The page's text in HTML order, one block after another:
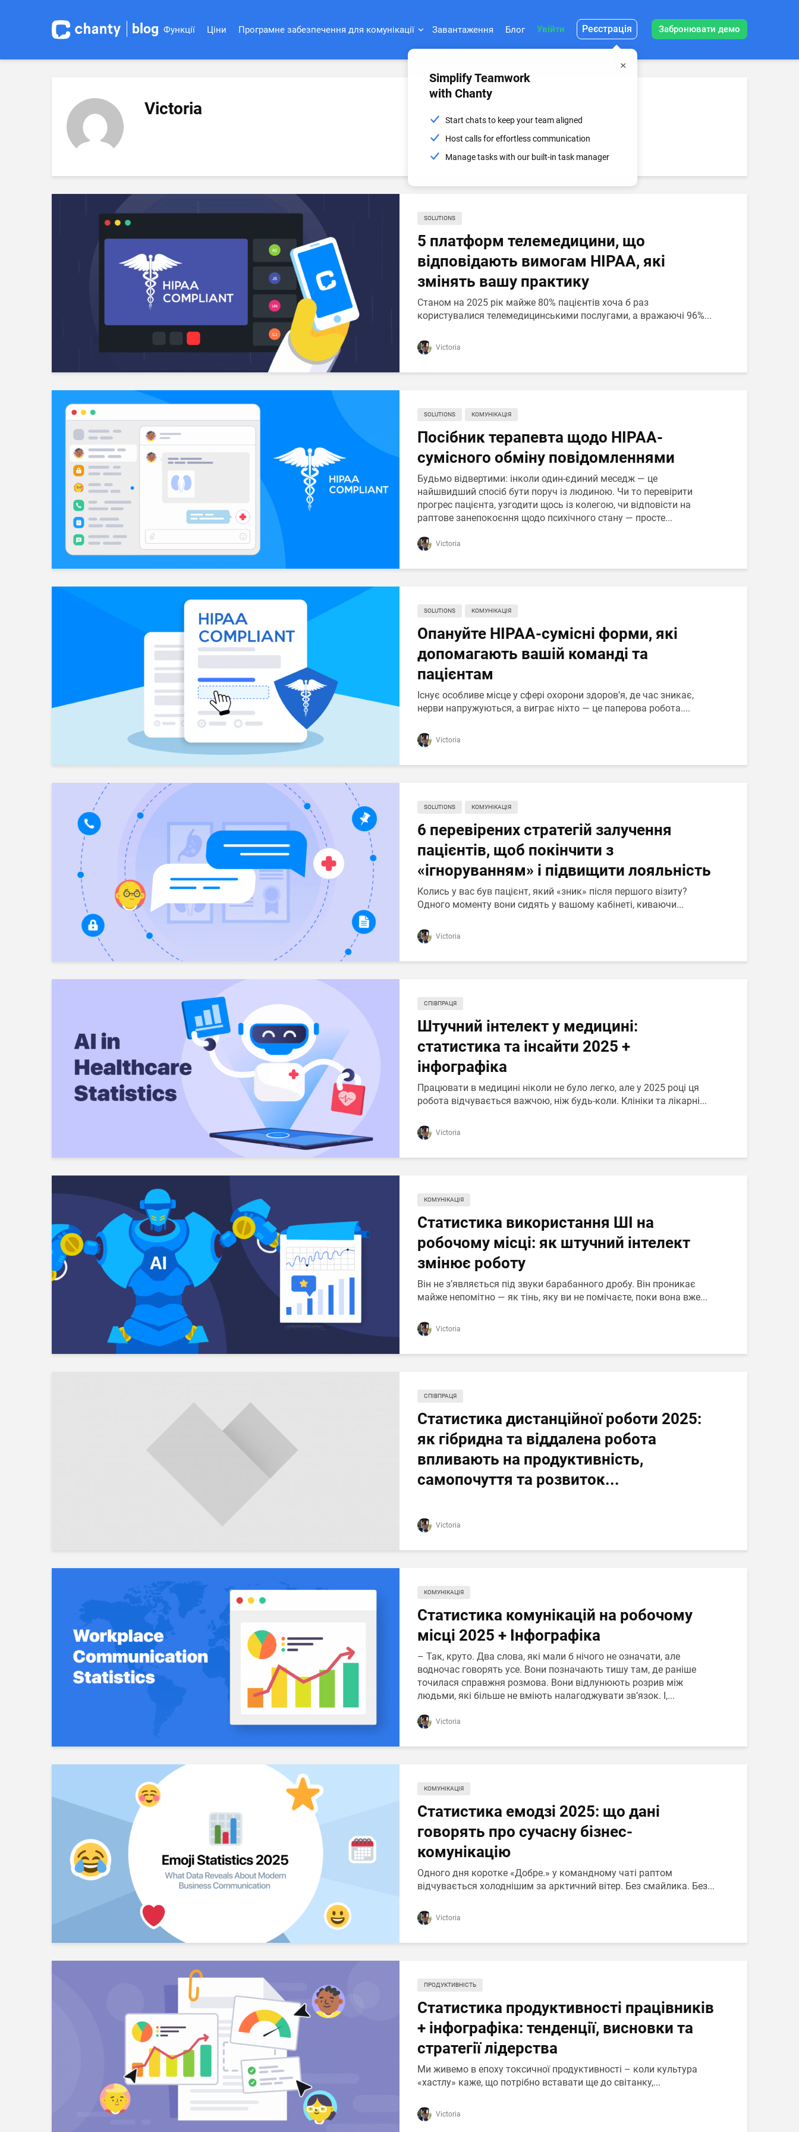
blog Функції Ціни Програмне забезпечення для комунікації Завантаження Блог Увійти Реєстрація
Simplify Teamwork
with Chanty
Start chats to keep your team aligned
Host calls for effortless communication
Manage tasks with our built-in task manager
Забронювати демо
Victoria
SOLUTIONS
5 платформ телемедицини, що
відповідають вимогам HIPAA, які
змінять вашу практику
Станом на 2025 рік майже 80% пацієнтів хоча б раз
користувалися телемедицинськими послугами, а вражаючі 96%...
Victoria
SOLUTIONS КОМУНІКАЦІЯ
Посібник терапевта щодо HIPAA-
сумісного обміну повідомленнями
Будьмо відвертими: інколи один-єдиний меседж — це
найшвидший спосіб бути поруч із людиною. Чи то перевірити
прогрес пацієнта, узгодити щось із колегою, чи відповісти на
раптове занепокоєння щодо психічного стану — просте...
Victoria
SOLUTIONS КОМУНІКАЦІЯ
Опануйте HIPAA-сумісні форми, які
допомагають вашій команді та
пацієнтам
Існує особливе місце у сфері охорони здоров’я, де час зникає,
нерви напружуються, а виграє ніхто — це паперова робота....
Victoria
SOLUTIONS КОМУНІКАЦІЯ
6 перевірених стратегій залучення
пацієнтів, щоб покінчити з
«ігноруванням» і підвищити лояльність
Колись у вас був пацієнт, який «зник» після першого візиту?
Одного моменту вони сидять у вашому кабінеті, киваючи...
Victoria
СПІВПРАЦЯ
Штучний інтелект у медицині:
статистика та інсайти 2025 +
інфографіка
Працювати в медицині ніколи не було легко, але у 2025 році ця
робота відчувається важчою, ніж будь-коли. Клініки та лікарні...
Victoria
КОМУНІКАЦІЯ
Статистика використання ШІ на
робочому місці: як штучний інтелект
змінює роботу
Він не з’являється під звуки барабанного дробу. Він проникає
майже непомітно — як тінь, яку ви не помічаєте, поки вона вже...
Victoria
СПІВПРАЦЯ
Статистика дистанційної роботи 2025:
як гібридна та віддалена робота
впливають на продуктивність,
самопочуття та розвиток...
Victoria
КОМУНІКАЦІЯ
Статистика комунікацій на робочому
місці 2025 + Інфографіка
– Так, круто. Два слова, які мали б нічого не означати, але
водночас говорять усе. Вони позначають тишу там, де раніше
точилася справжня розмова. Вони відлунюють розрив між
людьми, які більше не вміють налагоджувати зв’язок. І,...
Victoria
КОМУНІКАЦІЯ
Статистика емодзі 2025: що дані
говорять про сучасну бізнес-
комунікацію
Одного дня коротке «Добре.» у командному чаті раптом
відчувається холоднішим за арктичний вітер. Без смайлика. Без...
Victoria
ПРОДУКТИВНІСТЬ
Статистика продуктивності працівників
+ інфографіка: тенденції, висновки та
стратегії лідерства
Ми живемо в епоху токсичної продуктивності – коли культура
«хастлу» каже, що потрібно вставати ще до світанку,...
Victoria